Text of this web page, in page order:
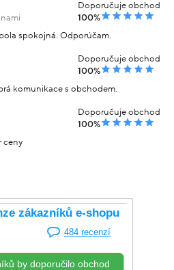
Doporučuje obchod
100%
spokojná. Odporúčam.
Doporučuje obchod
100%
komunikace s obchodem.
Doporučuje obchod
100%
ceny